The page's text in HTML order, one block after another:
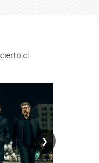
❯